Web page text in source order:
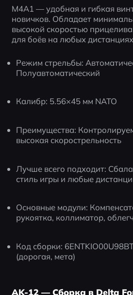
M4A1 — удобная и гибкая
новичков. Обладает
высокой скоростью
для боёв на любых
Режим стрельбы:
Полуавтоматический
Калибр: 5.56×45 мм NATO
Преимущества:
высокая скорострельность
Лучше всего подходит:
стиль игры и любые
Основные модули:
рукоятка, коллиматор,
Код сборки:
(дорогая, мета)
AK-12 — Сборка в Delta